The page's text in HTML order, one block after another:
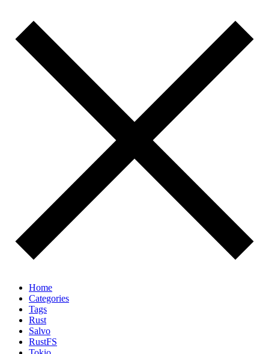
Home
Categories
Tags
Rust
Salvo
RustFS